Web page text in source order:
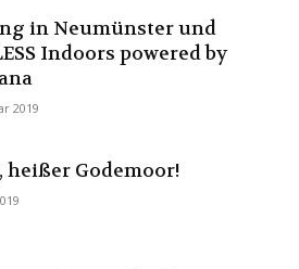
in Neumünster und
Indoors powered by
2019
heißer Godemoor!